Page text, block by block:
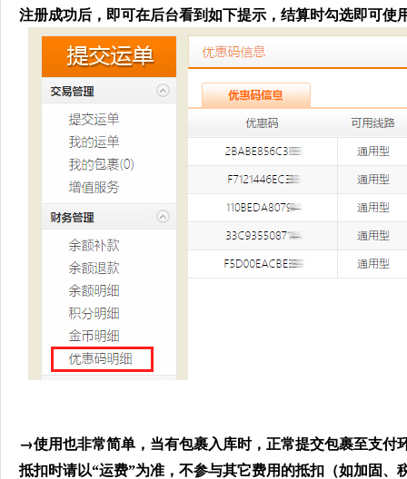
注册成功后，即可在后台看到如下提示，结算时勾选即可使
→使用也非常简单，当有包裹入库时，正常提交包裹至支付
抵扣时请以“运费”为准， 不参与其它费用的抵扣 （如加固、